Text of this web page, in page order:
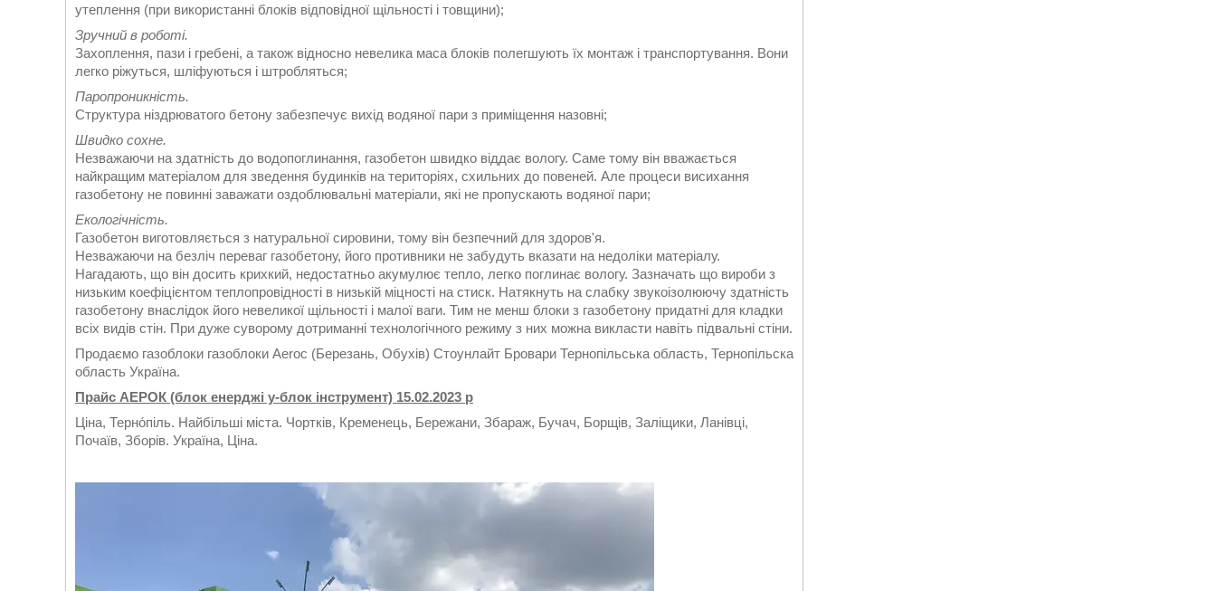
утеплення (при використанні блоків відповідної щільності і товщини);
Зручний в роботі.
Захоплення, пази і гребені, а також відносно невелика маса блоків полегшують їх монтаж і транспортування. Вони
легко ріжуться, шліфуються і штробляться;
Паропроникність.
Структура ніздрюватого бетону забезпечує вихід водяної пари з приміщення назовні;
Швидко сохне.
Незважаючи на здатність до водопоглинання, газобетон швидко віддає вологу. Саме тому він вважається
найкращим матеріалом для зведення будинків на територіях, схильних до повеней. Але процеси висихання
газобетону не повинні заважати оздоблювальні матеріали, які не пропускають водяної пари;
Екологічність.
Газобетон виготовляється з натуральної сировини, тому він безпечний для здоров'я.
Незважаючи на безліч переваг газобетону, його противники не забудуть вказати на недоліки матеріалу.
Нагадають, що він досить крихкий, недостатньо акумулює тепло, легко поглинає вологу. Зазначать що вироби з
низьким коефіцієнтом теплопровідності в низькій міцності на стиск. Натякнуть на слабку звукоізолюючу здатність
газобетону внаслідок його невеликої щільності і малої ваги. Тим не менш блоки з газобетону придатні для кладки
всіх видів стін. При дуже суворому дотриманні технологічного режиму з них можна викласти навіть підвальні стіни.
Продаємо газоблоки газоблоки Aeroc (Березань, Обухів) Стоунлайт Бровари Тернопільська область, Тернопільска
область Україна.
Прайс АЕРОК (блок енерджі у-блок інструмент) 15.02.2023 р
Ціна, Терно́піль. Найбільші міста. Чортків, Кременець, Бережани, Збараж, Бучач, Борщів, Заліщики, Ланівці,
Почаїв, Зборів. Україна, Ціна.